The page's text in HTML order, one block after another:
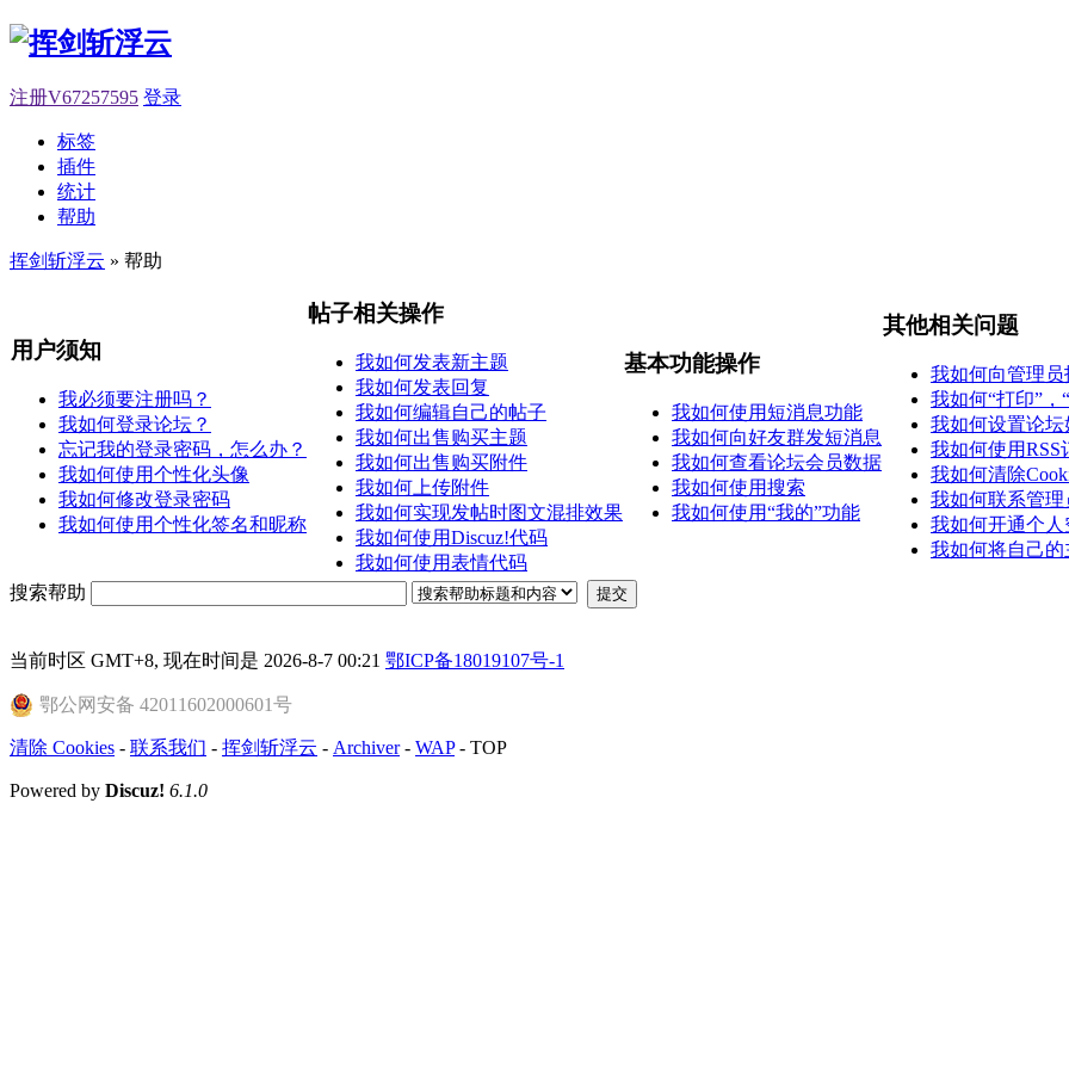
注册V67257595 登录
标签
插件
统计
帮助
挥剑斩浮云 » 帮助
用户须知
我必须要注册吗？
我如何登录论坛？
忘记我的登录密码，怎么办？
我如何使用个性化头像
我如何修改登录密码
我如何使用个性化签名和昵称
帖子相关操作
我如何发表新主题
我如何发表回复
我如何编辑自己的帖子
我如何出售购买主题
我如何出售购买附件
我如何上传附件
我如何实现发帖时图文混排效果
我如何使用Discuz!代码
我如何使用表情代码
基本功能操作
我如何使用短消息功能
我如何向好友群发短消息
我如何查看论坛会员数据
我如何使用搜索
我如何使用“我的”功能
其他相关问题
我如何向管理员
我如何“打印”，
我如何设置论坛
我如何使用RSS
我如何清除
我如何联系管理
我如何开通个人
我如何将自己
搜索帮助 提交
当前时区 GMT+8, 现在时间是 2026-8-7 00:21 鄂ICP备18019107号-1
鄂公网安备 42011602000601号
清除 Cookies - 联系我们 - 挥剑斩浮云 - Archiver- WAP- TOP
Powered by Discuz! 6.1.0